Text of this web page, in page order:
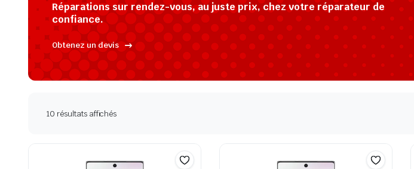
Réparations sur rendez-vous, au juste prix, chez votre réparateur de
confiance.
Obtenez un devis
10 résultats affichés